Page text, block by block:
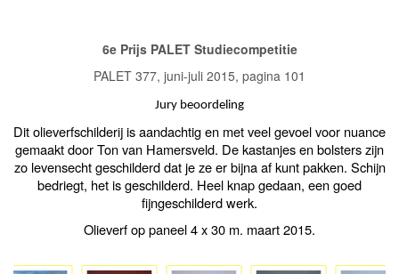
6e Prijs PALET Studiecompetitie
PALET 377, juni-juli 2015, pagina 101
Jury beoordeling
Dit olieverfschilderij is aandachtig en met veel gevoel voor nuance
gemaakt door Ton van Hamersveld. De kastanjes en bolsters zijn
zo levensecht geschilderd dat je ze er bijna af kunt pakken. Schijn
bedriegt, het is geschilderd. Heel knap gedaan, een goed
fijngeschilderd werk.
Olieverf op paneel 4 x 30 m. maart 2015.